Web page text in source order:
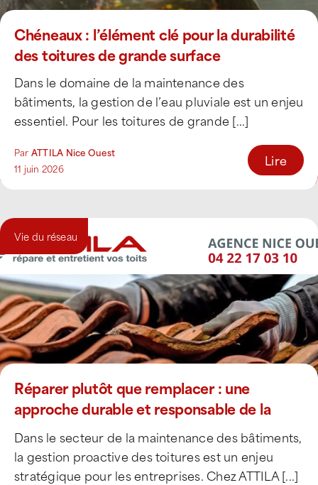
Chéneaux : l’élément clé pour la durabilité
des toitures de grande surface
Dans le domaine de la maintenance des
bâtiments, la gestion de l’eau pluviale est un enjeu
essentiel. Pour les toitures de grande [...]
Par ATTILA Nice Ouest
11 juin 2026
Lire
Vie du réseau
Réparer plutôt que remplacer : une
approche durable et responsable de la
toiture
Dans le secteur de la maintenance des bâtiments,
la gestion proactive des toitures est un enjeu
stratégique pour les entreprises. Chez ATTILA [...]